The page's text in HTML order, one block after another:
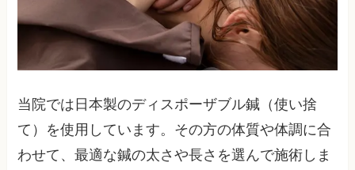
当院では日本製のディスポーザブル鍼（使い捨
て）を使用しています。その方の体質や体調に合
わせて、最適な鍼の太さや長さを選んで施術しま